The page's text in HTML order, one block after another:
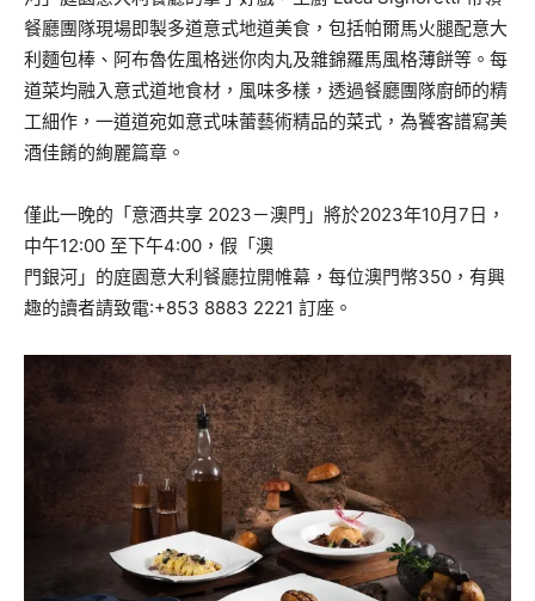
餐廳團隊現場即製多道意式地道美食，包括帕爾馬火腿配意大
利麵包棒、阿布魯佐風格迷你肉丸及雜錦羅馬風格薄餅等。每
道菜均融入意式道地食材，風味多樣，透過餐廳團隊廚師的精
工細作，一道道宛如意式味蕾藝術精品的菜式，為饕客譜寫美
酒佳餚的絢麗篇章。
僅此一晚的「意酒共享 2023－澳門」將於2023年10月7日，
中午12:00 至下午4:00，假「澳
門銀河」的庭園意大利餐廳拉開帷幕，每位澳門幣350，有興
趣的讀者請致電:+853 8883 2221 訂座。